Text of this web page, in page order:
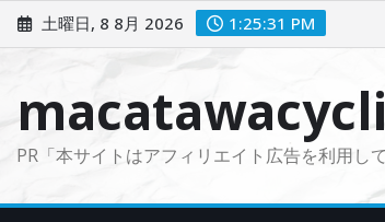
ン
土曜日, 8 8月 2026 1:25:33 PM
PR「本サイトはアフィリエイト広告を利用し